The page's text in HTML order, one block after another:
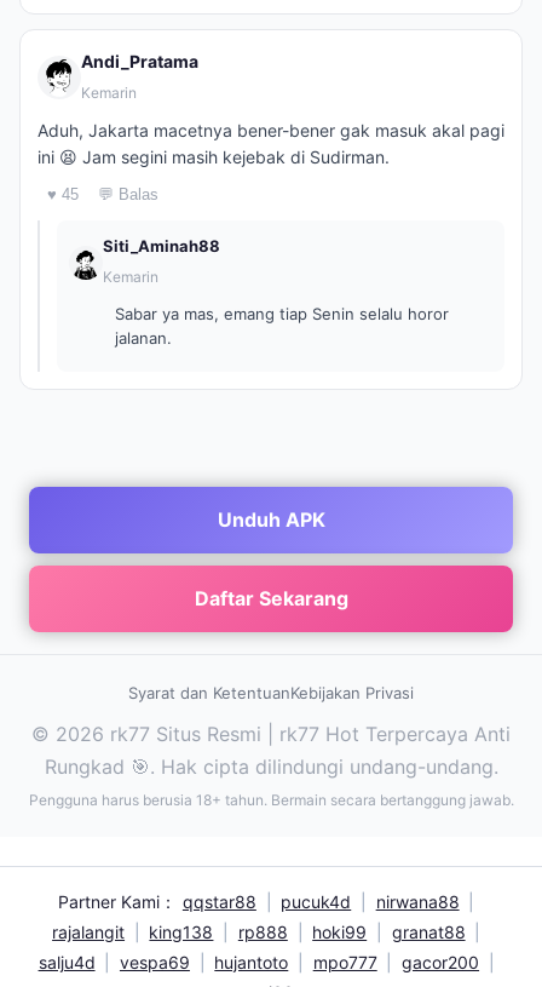
Andi_Pratama
Kemarin
Aduh, Jakarta macetnya bener-bener gak masuk akal pagi
ini 😫 Jam segini masih kejebak di Sudirman.
♥ 45 💬 Balas
Siti_Aminah88
Kemarin
Sabar ya mas, emang tiap Senin selalu horor
jalanan.
Unduh APK
Daftar Sekarang
Syarat dan KetentuanKebijakan Privasi
© 2026 rk77 Situs Resmi | rk77 Hot Terpercaya Anti
Rungkad 🎯. Hak cipta dilindungi undang-undang.
Pengguna harus berusia 18+ tahun. Bermain secara bertanggung jawab.
Partner Kami： qqstar88 pucuk4d nirwana88
rajalangit
king138 rp888 hoki99 granat88
salju4d
vespa69 hujantoto mpo777 gacor200